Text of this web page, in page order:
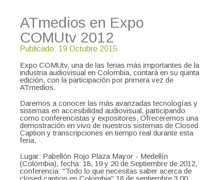
ATmedios en Expo
COMUtv 2012
Publicado: 19 Octubre 2015
Expo COMUtv, una de las ferias más importantes de la
industria audiovisual en Colombia, contará en su quinta
edición, con la participación por primera vez de
ATmedios.
Daremos a conocer las más avanzadas tecnologías y
sistemas en accesibilidad audiovisual, participando
como conferencistas y expositores. Ofreceremos una
demostración en vivo de nuestros sistemas de Closed
Caption y transcripciones en tiempo real durante esta
feria.
Lugar: Pabellón Rojo Plaza Mayor - Medellín
(Colombia), fecha: 18, 19 y 20 de Septiembre de 2012,
conferencia: "Todo lo que necesitas saber acerca de